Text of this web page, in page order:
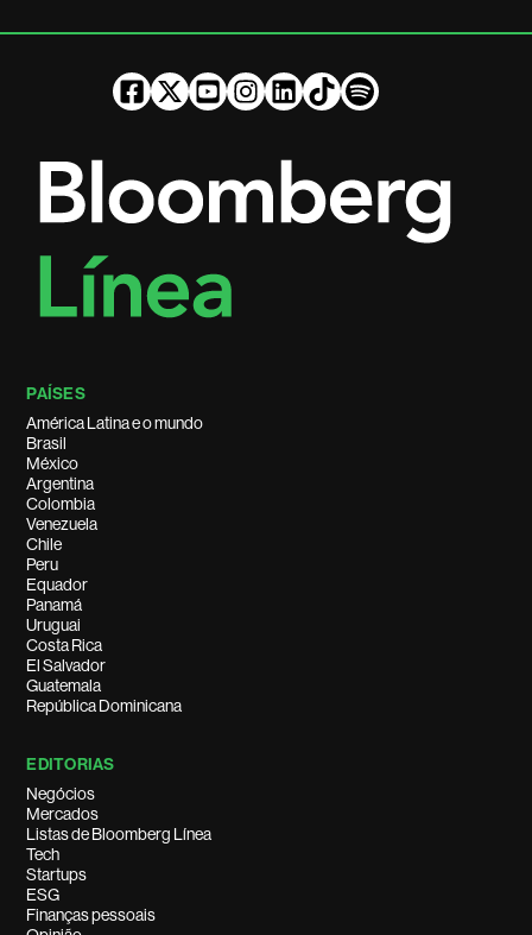
PAÍSES
América Latina e o mundo
Brasil
México
Argentina
Colombia
Venezuela
Chile
Peru
Equador
Panamá
Uruguai
Costa Rica
El Salvador
Guatemala
República Dominicana
EDITORIAS
Negócios
Mercados
Listas de Bloomberg Línea
Tech
Startups
ESG
Finanças pessoais